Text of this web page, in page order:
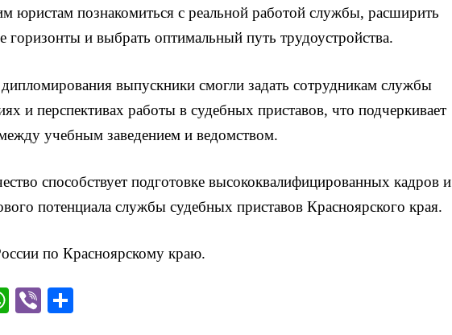
юристам познакомиться с реальной работой службы, расширить
горизонты и выбрать оптимальный путь трудоустройства.
выпускники смогли задать сотрудникам службы
и перспективах работы в судебных приставов, что подчеркивает
учебным заведением и ведомством.
способствует подготовке высококвалифицированных кадров и
потенциала службы судебных приставов Красноярского края.
по Красноярскому краю.
W Vi